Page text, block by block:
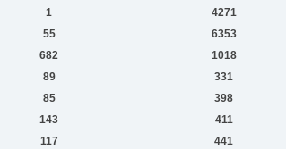
1 4271
55 6353
682 1018
89 331
85 398
143 411
117 441